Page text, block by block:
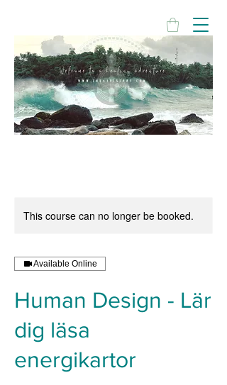
This course can no longer be booked.
Available Online
Human Design - Lär
dig läsa
energikartor